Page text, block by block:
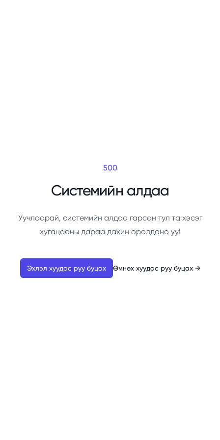
500
Системийн алдаа
Уучлаарай, системийн алдаа гарсан тул та хэсэг
хугацааны дараа дахин оролдоно уу!
Эхлэл хуудас руу буцах Өмнөх хуудас руу буцах →